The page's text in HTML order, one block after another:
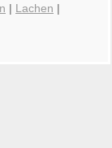
| Lachen |